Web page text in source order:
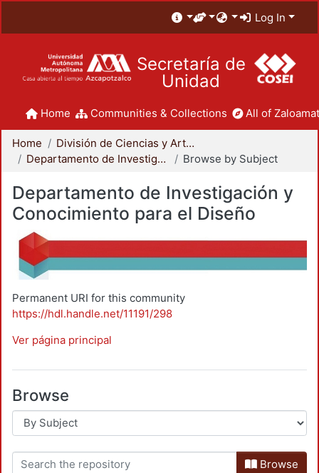
Log In
Secretaría de
Unidad
Home Communities & Collections All of
Home
División de Ciencias y Artes para el Diseño
Departamento de Investigación y Conocimiento para el Diseño
Browse by Subject
Departamento de Investigación y
Conocimiento para el Diseño
Permanent URI for this community
https://hdl.handle.net/11191/298
Ver página principal
Browse
Browse